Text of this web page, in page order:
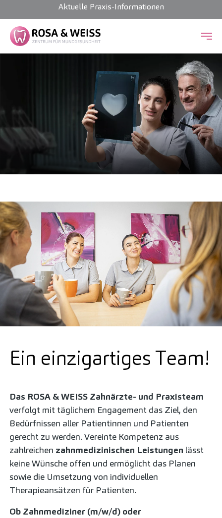
Zum Hauptinhalt springen
Aktuelle Praxis-Informationen
Sie haben ein Herz
für Zahn­medizin?
Dann praktizieren Sie
Zahnmedizin mit Herz.
Werden Sie Teil unseres
Ein einzigartiges Team!
Das ROSA & WEISS Zahnärzte- und Praxisteam
verfolgt mit täglichem Engagement das Ziel, den
Bedürfnissen aller Patientinnen und Patienten
gerecht zu werden. Vereinte Kompetenz aus
zahlreichen zahnmedizinischen Leistungen lässt
keine Wünsche offen und ermöglicht das Planen
sowie die Umsetzung von individuellen
Therapieansätzen für Patienten.
Ob Zahnmediziner (m/w/d) oder